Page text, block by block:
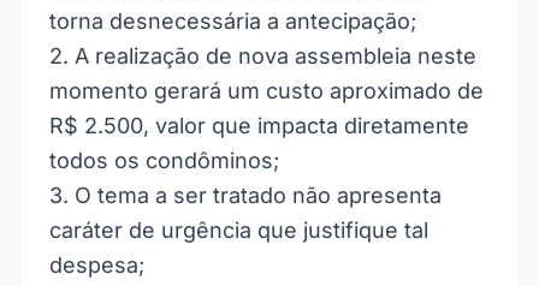
torna desnecessária a antecipação;
2. A realização de nova assembleia neste
momento gerará um custo aproximado de
R$ 2.500, valor que impacta diretamente
todos os condôminos;
3. O tema a ser tratado não apresenta
caráter de urgência que justifique tal
despesa;